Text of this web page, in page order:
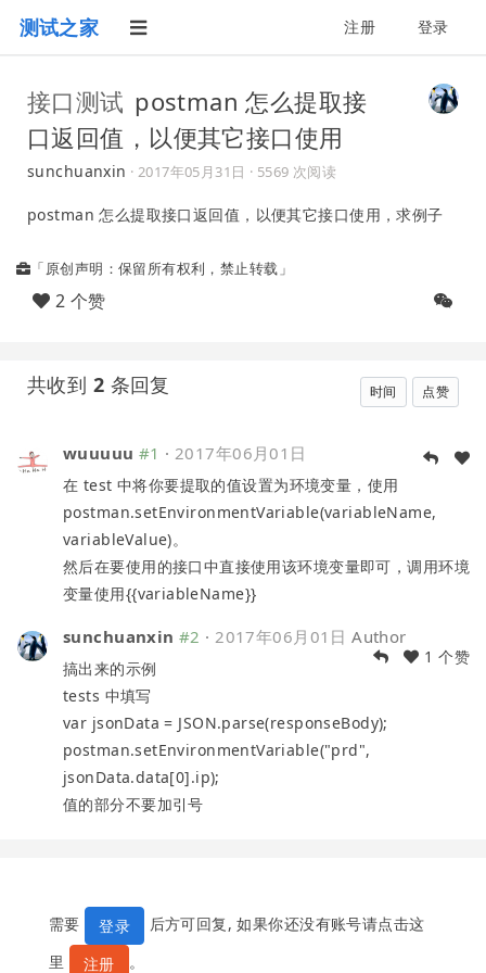
测试之家 注册 登录
接口测试 postman 怎么提取接
口返回值，以便其它接口使用
sunchuanxin · 2017年05月31日 · 5569 次阅读
postman 怎么提取接口返回值，以便其它接口使用，求例子
「原创声明：保留所有权利，禁止转载」
2 个赞
共收到 2 条回复 时间 点赞
wuuuuu #1 ·2017年06月01日
在 test 中将你要提取的值设置为环境变量，使用
postman.setEnvironmentVariable(variableName,
variableValue)。
然后在要使用的接口中直接使用该环境变量即可，调用环境
变量使用{{variableName}}
sunchuanxin #2 ·2017年06月01日 Author
1 个赞
搞出来的示例
tests 中填写
var jsonData = JSON.parse(responseBody);
postman.setEnvironmentVariable("prd",
jsonData.data[0].ip);
值的部分不要加引号
需要 登录
后方可回复, 如果你还没有账号请点击这
里
注册 。